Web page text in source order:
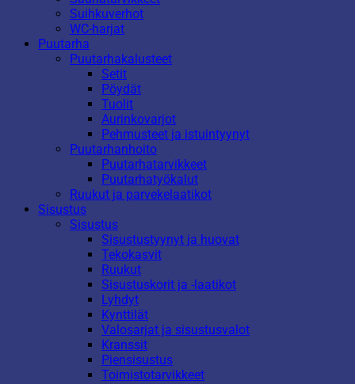
Suihkuverhot
WC-harjat
Puutarha
Puutarhakalusteet
Setit
Pöydät
Tuolit
Aurinkovarjot
Pehmusteet ja istuintyynyt
Puutarhanhoito
Puutarhatarvikkeet
Puutarhatyökalut
Ruukut ja parvekelaatikot
Sisustus
Sisustus
Sisustustyynyt ja huovat
Tekokasvit
Ruukut
Sisustuskorit ja -laatikot
Lyhdyt
Kynttilät
Valosarjat ja sisustusvalot
Kranssit
Piensisustus
Toimistotarvikkeet